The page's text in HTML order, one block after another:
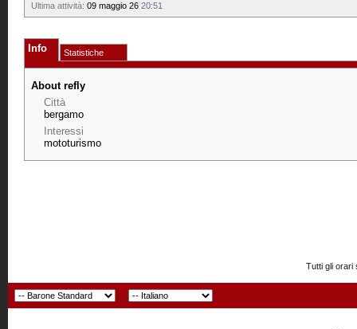
Ultima attività: 09 maggio 26 20:51
Info Statistiche
About refly
Città
bergamo
Interessi
mototurismo
Tutti gli orari